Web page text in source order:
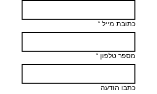
כתובת מייל *
מספר טלפון *
כתבו הודעה